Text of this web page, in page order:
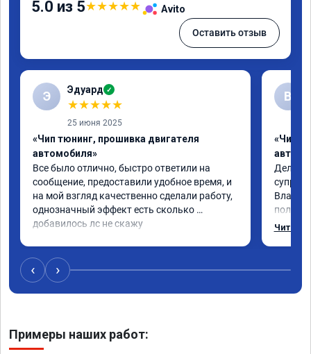
5.0 из 5★★★★★ Avito
Оставить отзыв
Э Эдуард ✓
★★★★★
25 июня 2025
«Чип тюнинг, прошивка двигателя
автомобиля»
Все было отлично, быстро ответили на
сообщение, предоставили удобное время, и
на мой взгляд качественно сделали работу,
однозначный эффект есть сколько
добавилось лс не скажу
В
«Чип
Делал
Читать
‹ ›
Примеры наших работ: